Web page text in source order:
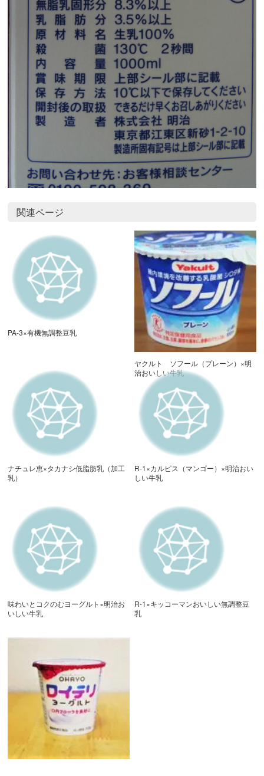
関連ページ
PA-3×有機無調整豆乳
ヤクルト ソフール（プレーン）×明
治おいしい牛乳
ナチュレ恵×タカナシ低脂肪乳（加工
乳）
R-1×カルピス（マンゴー）×明治おい
しい牛乳
味わいとコクのむヨーグルト×明治お
いしい牛乳
R-1×キッコーマンおいしい無調整豆
乳